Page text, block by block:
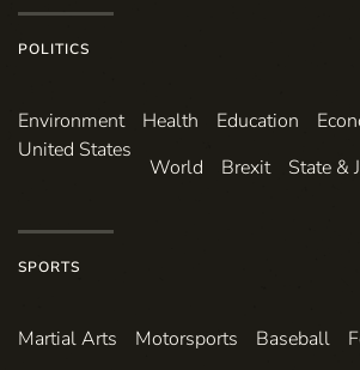
POLITICS
Environ­ment Health Education
United States
World Brexit State &
SPORTS
Martial Arts Motorsports Baseball